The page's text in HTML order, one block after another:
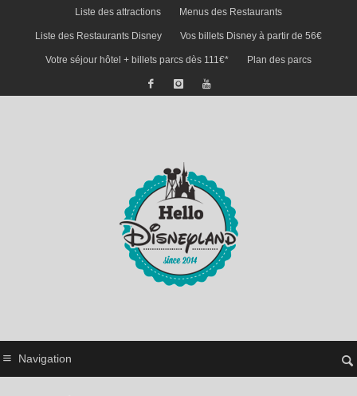
Liste des attractions Menus des Restaurants
Liste des Restaurants Disney Vos billets Disney à partir de 56€
Votre séjour hôtel + billets parcs dès 111€* Plan des parcs
Navigation